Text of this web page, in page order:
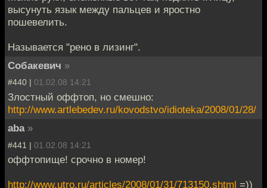
сверхпрочные
сплавы. Афганистан
традиционные
представления о
таких
месторождениях - в
мире ничего
подобного
неизвестно. Очень
легкодоступные
запасы...
http://www.artofwar.net
высунуть язык между пальцев и яростно
пошевелить.
Называется "рено в лизинг".
Собакевич »
#440 | 01.02.08 14:21
Злостный оффтоп, но смешно:
http://www.artlebedev.ru/kovodstvo/idioteka/2008/01/28/
aba »
#441 | 01.02.08 14:21
оффтопище! срочно в номер!
http://www.utro.ru/articles/2008/01/31/713150.shtml =))